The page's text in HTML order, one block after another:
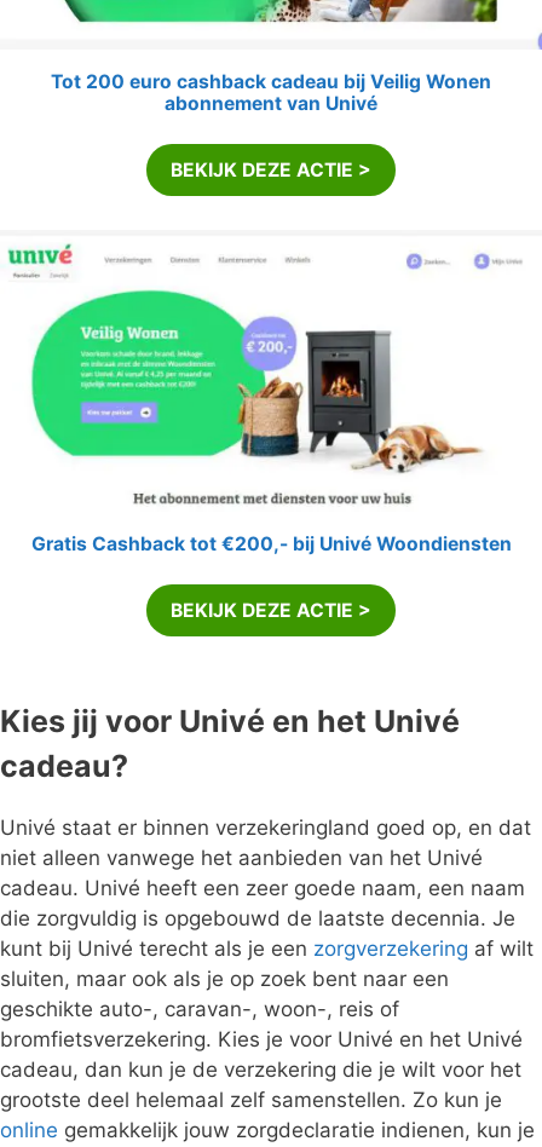
Tot 200 euro cashback cadeau bij Veilig Wonen
abonnement van Univé
BEKIJK DEZE ACTIE >
Gratis Cashback tot €200,- bij Univé Woondiensten
BEKIJK DEZE ACTIE >
Kies jij voor Univé en het Univé
cadeau?
Univé staat er binnen verzekeringland goed op, en dat
niet alleen vanwege het aanbieden van het Univé
cadeau. Univé heeft een zeer goede naam, een naam
die zorgvuldig is opgebouwd de laatste decennia. Je
kunt bij Univé terecht als je een zorgverzekering af wilt
sluiten, maar ook als je op zoek bent naar een
geschikte auto-, caravan-, woon-, reis of
bromfietsverzekering. Kies je voor Univé en het Univé
cadeau, dan kun je de verzekering die je wilt voor het
grootste deel helemaal zelf samenstellen. Zo kun je
online gemakkelijk jouw zorgdeclaratie indienen, kun je